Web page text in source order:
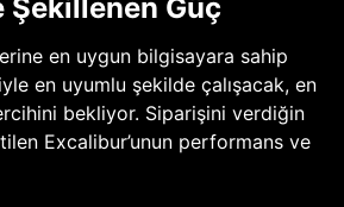
Güç
en uygun bilgisayara sahip
en uyumlu şekilde çalışacak, en
bekliyor. Siparişini verdiğin
Excalibur’unun performans ve